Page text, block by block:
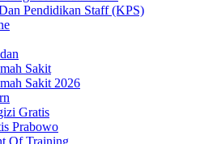
Pendidikan Staff (KPS)
Sakit
Sakit 2026
Gratis
Prabowo
Of Training